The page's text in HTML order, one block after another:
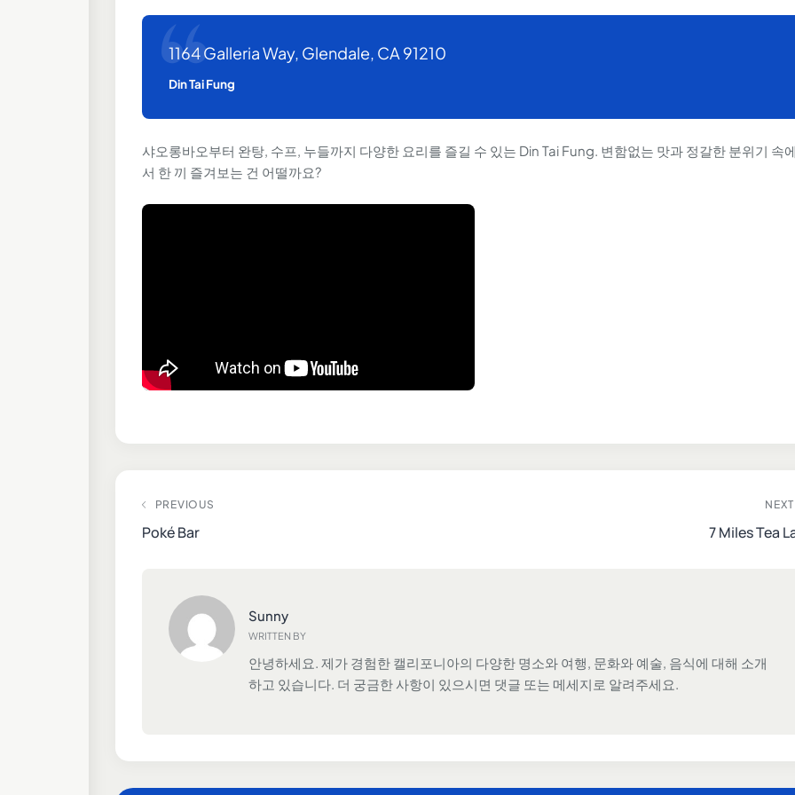
1164 Galleria Way, Glendale, CA 91210
Din Tai Fung
샤오롱바오부터 완탕, 수프, 누들까지 다양한 요리를 즐길 수 있는 Din Tai Fung. 변함없는 맛과 정갈한 분위기 속
서 한 끼 즐겨보는 건 어떨까요?
PREVIOUS
Poké Bar
NEXT
7 Miles Tea
WRITTEN BY
Sunny
안녕하세요. 제가 경험한 캘리포니아의 다양한 명소와 여행, 문화와 예술, 음식에 대해 소개
하고 있습니다. 더 궁금한 사항이 있으시면 댓글 또는 메세지로 알려주세요.